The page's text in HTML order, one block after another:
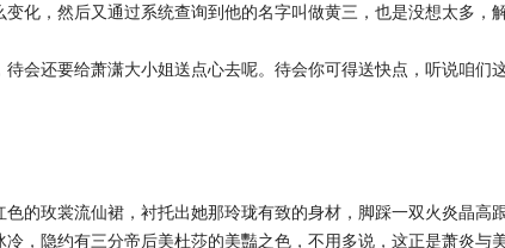
化，然后又通过系统查询到他的名字叫做黄三，也是没想太多，
会还要给萧潇大小姐送点心去呢。待会你可得送快点，听说咱们
的玫裳流仙裙，衬托出她那玲珑有致的身材，脚踩一双火炎晶高
，隐约有三分帝后美杜莎的美豔之色，不用多说，这正是萧炎与